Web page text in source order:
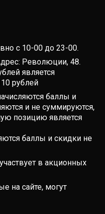
с 10-00 до 23-00.
Революции, 48.
является
рублей
баллы и
и не суммируются,
позицию является
баллы и скидки не
в акционных
на сайте, могут